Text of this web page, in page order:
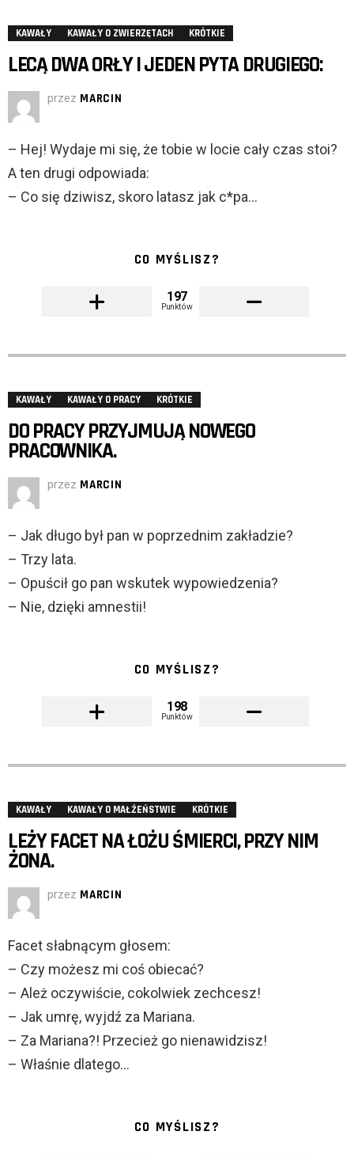
KAWAŁY KAWAŁY O ZWIERZĘTACH KRÓTKIE
LECĄ DWA ORŁY I JEDEN PYTA DRUGIEGO:
przez MARCIN
– Hej! Wydaje mi się, że tobie w locie cały czas stoi?
A ten drugi odpowiada:
– Co się dziwisz, skoro latasz jak c*pa…
CO MYŚLISZ?
197
Punktów
KAWAŁY KAWAŁY O PRACY KRÓTKIE
DO PRACY PRZYJMUJĄ NOWEGO
PRACOWNIKA.
przez MARCIN
– Jak długo był pan w poprzednim zakładzie?
– Trzy lata.
– Opuścił go pan wskutek wypowiedzenia?
– Nie, dzięki amnestii!
CO MYŚLISZ?
198
Punktów
KAWAŁY KAWAŁY O MAŁŻEŃSTWIE KRÓTKIE
LEŻY FACET NA ŁOŻU ŚMIERCI, PRZY NIM
ŻONA.
przez MARCIN
Facet słabnącym głosem:
– Czy możesz mi coś obiecać?
– Ależ oczywiście, cokolwiek zechcesz!
– Jak umrę, wyjdź za Mariana.
– Za Mariana?! Przecież go nienawidzisz!
– Właśnie dlatego…
CO MYŚLISZ?